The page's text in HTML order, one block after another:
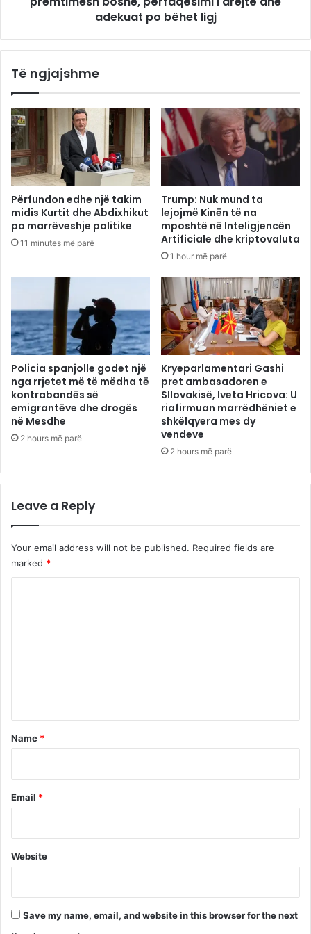
adekuat po bëhet ligj
Të ngjajshme
Përfundon edhe një takim
midis Kurtit dhe Abdixhikut
pa marrëveshje politike
11 minutes më parë
Trump: Nuk mund ta
lejojmë Kinën të na
mposhtë në Inteligjencën
Artificiale dhe kriptovaluta
1 hour më parë
Policia spanjolle godet një
nga rrjetet më të mëdha të
kontrabandës së
emigrantëve dhe drogës
në Mesdhe
2 hours më parë
Kryeparlamentari Gashi
pret ambasadoren e
Sllovakisë, Iveta Hricova: U
riafirmuan marrëdhëniet e
shkëlqyera mes dy
vendeve
2 hours më parë
Leave a Reply
Your email address will not be published. Required fields are
marked *
*
Name *
Email *
Website
Save my name, email, and website in this browser for the next